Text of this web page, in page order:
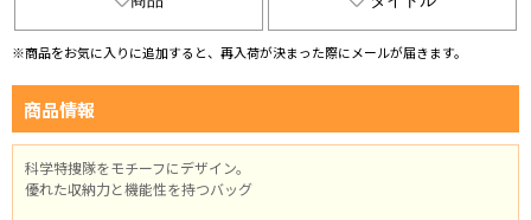
※商品をお気に入りに追加すると、再入荷が決まった際にメールが届きます。
商品情報
科学特捜隊をモチーフにデザイン。
優れた収納力と機能性を持つバッグ